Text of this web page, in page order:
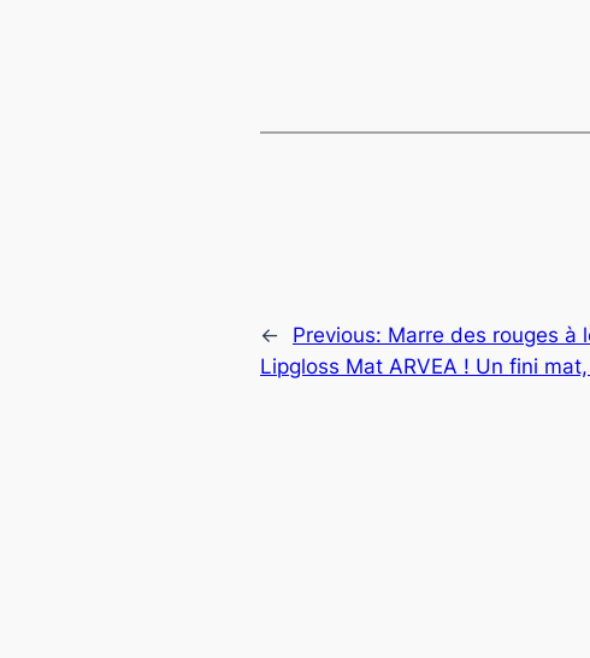
← Previous: Marre des rouges à
Lipgloss Mat ARVEA ! Un fini